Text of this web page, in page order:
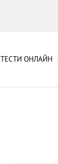
ТЕСТИ ОНЛАЙН